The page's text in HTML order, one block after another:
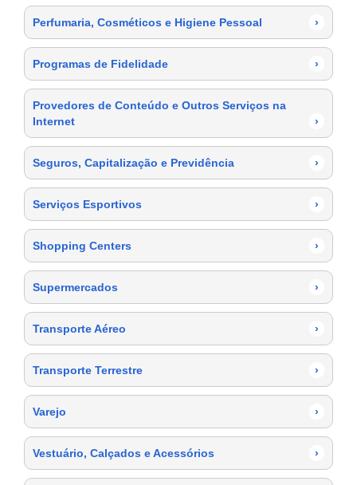
Perfumaria, Cosméticos e Higiene Pessoal ›
Programas de Fidelidade ›
Provedores de Conteúdo e Outros Serviços na
Internet
›
Seguros, Capitalização e Previdência ›
Serviços Esportivos ›
Shopping Centers ›
Supermercados ›
Transporte Aéreo ›
Transporte Terrestre ›
Varejo ›
Vestuário, Calçados e Acessórios ›